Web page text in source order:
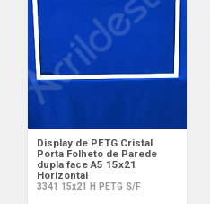
Display de PETG Cristal
Porta Folheto de Parede
dupla face A5 15x21
Horizontal
3341 15x21 H PETG S/F